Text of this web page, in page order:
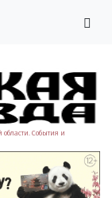
области. События и